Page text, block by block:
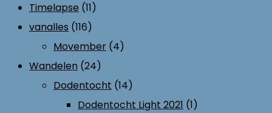
Timelapse (11)
vanalles (116)
Movember (4)
Wandelen (24)
Dodentocht (14)
Dodentocht Light 2021 (1)